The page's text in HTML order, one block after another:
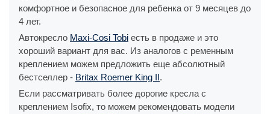
комфортное и безопасное для ребенка от 9 месяцев до
4 лет.
Автокресло Maxi-Cosi Tobi есть в продаже и это
хороший вариант для вас. Из аналогов с ременным
креплением можем предложить еще абсолютный
бестселлер - Britax Roemer King II.
Если рассматривать более дорогие кресла с
креплением Isofix, то можем рекомендовать модели